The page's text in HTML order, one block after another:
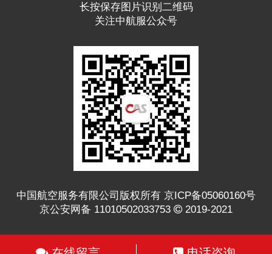
长按保存图片识别二维码
关注中航服公众号
中国航空服务有限公司版权所有 京ICP备05060160号
京公安网备 11010502033753
2019-2021